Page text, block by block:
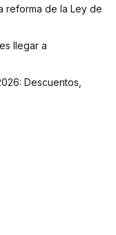
reforma de la Ley de
llegar a
Descuentos,